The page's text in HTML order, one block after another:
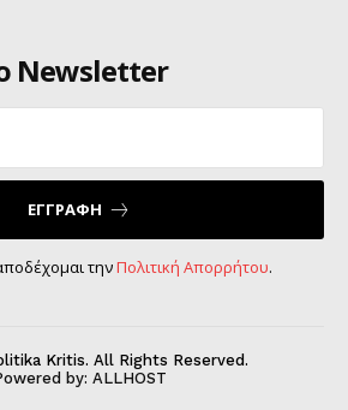
Newsletter
ΕΓΓΡΑΦΗ
τηνΠολιτική Απορρήτου.
Kritis. All Rights Reserved.
by: ALLHOST